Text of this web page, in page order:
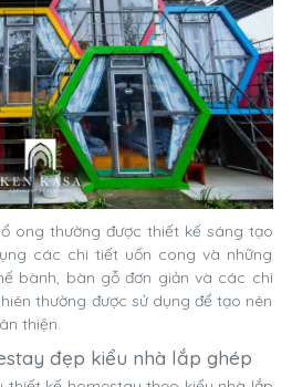
ong thường được thiết kế sáng tạo
các chi tiết uốn cong và những
bành, bàn gỗ đơn giản và các chi
thường được sử dụng để tạo nên
thiện.
đẹp kiểu nhà lắp ghép